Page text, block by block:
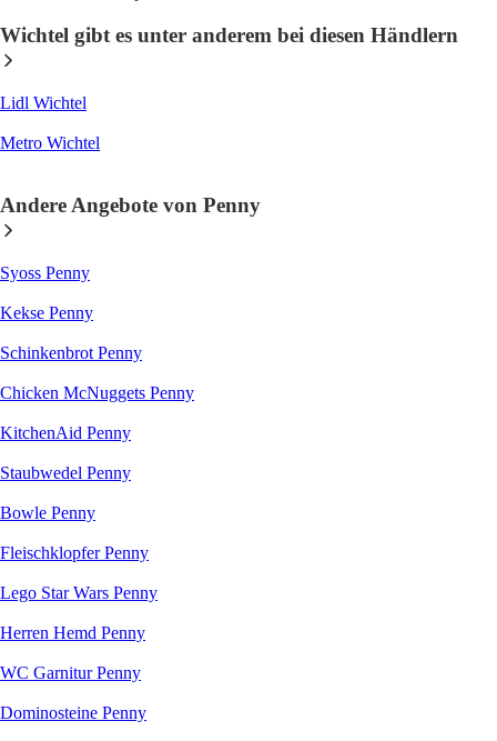
Wichtel gibt es unter anderem bei diesen Händlern
Lidl Wichtel
Metro Wichtel
Andere Angebote von Penny
Syoss Penny
Kekse Penny
Schinkenbrot Penny
Chicken McNuggets Penny
KitchenAid Penny
Staubwedel Penny
Bowle Penny
Fleischklopfer Penny
Lego Star Wars Penny
Herren Hemd Penny
WC Garnitur Penny
Dominosteine Penny